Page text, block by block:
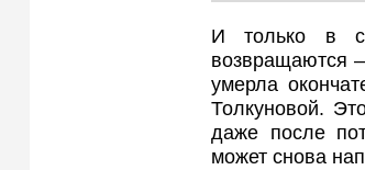
И только в
возвращаются
умерла
Толкуновой.
даже после
может снова